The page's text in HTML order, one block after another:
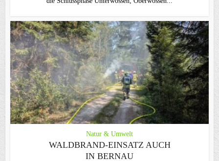
Natur & Umwelt
WALDBRAND-EINSATZ AUCH
IN BERNAU